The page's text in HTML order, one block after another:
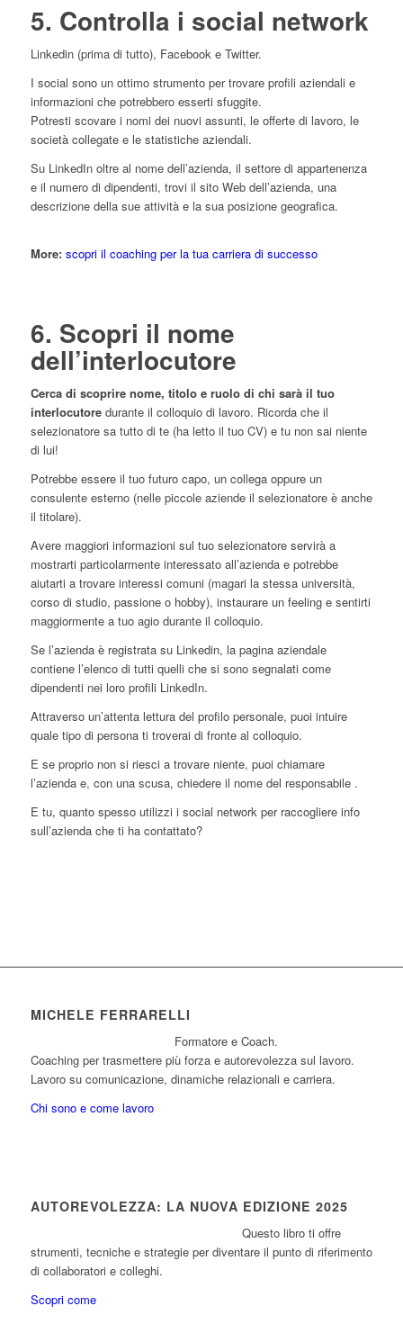
5. Controlla i social network
Linkedin (prima di tutto), Facebook e Twitter.
I social sono un ottimo strumento per trovare profili aziendali e
informazioni che potrebbero esserti sfuggite.
Potresti scovare i nomi dei nuovi assunti, le offerte di lavoro, le
società collegate e le statistiche aziendali.
Su LinkedIn oltre al nome dell’azienda, il settore di appartenenza
e il numero di dipendenti, trovi il sito Web dell’azienda, una
descrizione della sue attività e la sua posizione geografica.
More:scopri il coaching per la tua carriera di successo
6. Scopri il nome
dell’interlocutore
Cerca di scoprire nome, titolo e ruolo di chi sarà il tuo
interlocutoredurante il colloquio di lavoro. Ricorda che il
selezionatore sa tutto di te (ha letto il tuo CV) e tu non sai niente
di lui!
Potrebbe essere il tuo futuro capo, un collega oppure un
consulente esterno (nelle piccole aziende il selezionatore è anche
il titolare).
Avere maggiori informazioni sul tuo selezionatore servirà a
mostrarti particolarmente interessato all’azienda e potrebbe
aiutarti a trovare interessi comuni (magari la stessa università,
corso di studio, passione o hobby), instaurare un feeling e sentirti
maggiormente a tuo agio durante il colloquio.
Se l’azienda è registrata su Linkedin, la pagina aziendale
contiene l’elenco di tutti quelli che si sono segnalati come
dipendenti nei loro profili LinkedIn.
Attraverso un’attenta lettura del profilo personale, puoi intuire
quale tipo di persona ti troverai di fronte al colloquio.
E se proprio non si riesci a trovare niente, puoi chiamare
l’azienda e, con una scusa, chiedere il nome del responsabile .
E tu, quanto spesso utilizzi i social network per raccogliere info
sull’azienda che ti ha contattato?
MICHELE FERRARELLI
Formatore e Coach.
Coaching per trasmettere più forza e autorevolezza sul lavoro.
Lavoro su comunicazione, dinamiche relazionali e carriera.
Chi sono e come lavoro
AUTOREVOLEZZA: LA NUOVA EDIZIONE 2025
Questo libro ti offre
strumenti, tecniche e strategie per diventare il punto di riferimento
di collaboratori e colleghi.
Scopri come